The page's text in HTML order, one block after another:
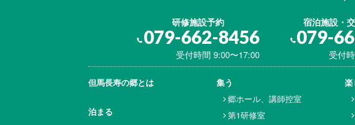
研修施設予約
079-662-8456
受付時間 9:00〜17:00
宿泊施設・
079-
受付
但馬⾧寿の郷とは
泊まる
集う
郷ホール、講師控室
第1研修室
楽